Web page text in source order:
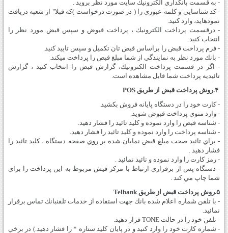
- به قسمت بانكداري الكترونيك سايت مورد نظر برويد .
- كد شناسايي و كلمه عبوري را ( در صورت درخواست )كه قبلا" از شعبه دريافت
نموده­ايد، وارد كنيد.
- درقسمت پرداخت الكترونيك ، پرداخت قبوض و سپس قبض مورد نظر را
انتخاب كنيد.
- فرم پرداخت قبض را براساس قبض تان تكميل و سپس تاييد كنيد.
- بانك مورد نظر به نمايندگي از شما مبلغ قبض را پرداخت مي­كند.
- اگر در قسمت پرداخت الكترونيك، گزارش قبض را انتخاب كنيد ، گزارش
تائيديه پرداخت شما قابل مشاهده است.
‎‎‎.۴ ‎روش پرداخت قبض از طريق POS
- كارت خود را در دستگاه پايانه فروش بكشيد.
- وارد منوي پرداخت قبوض شويد.
- شناسه قبض را وارد نموده و كليد تائيد را فشار دهيد.
- شناسه پرداخت را وارد نموده و كليد تائيد را فشار دهيد.
- براي تائيد صحت مبلغ قبض نمايان شده بر روي صفحه دستگاه ، كليد تائيد را
فشار دهيد .
- رمز كارت را وارد نموده و تائيد نمائيد .
- دستگاه پس از برقراري ارتباط با مركز فيش مربوط به اين پرداخت را براي
شما چاپ مي كند .
۵.‎‎‎روش پرداخت قبض از طريق Telbank
- با تلفن شماره اعلام شده بانك جهت استفاده از خدمات تلفن­بانك تماس برقرار
نمائيد.
- تلفن خود را در حالت TONE قرار دهيد.
- شماره کارت خود را وارد کنيد و در پايان کليد ستاره * را فشار دهيد.) در برخي